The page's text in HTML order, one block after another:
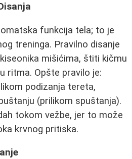
funkcija tela; to je
treninga. Pravilno disanje
mišićima, štiti kičmu
ritma. Opšte pravilo je:
podizanja tereta,
(prilikom spuštanja).
tokom vežbe, jer to može
krvnog pritiska.